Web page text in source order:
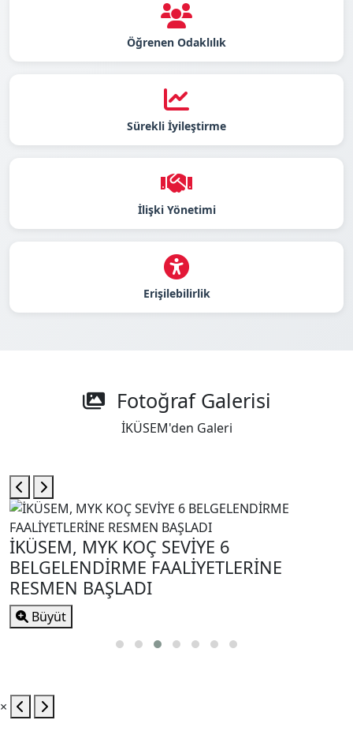
Öğrenen Odaklılık
Sürekli İyileştirme
İlişki Yönetimi
Erişilebilirlik
Fotoğraf Galerisi
İKÜSEM'den Galeri
-
-
Büyüt
×